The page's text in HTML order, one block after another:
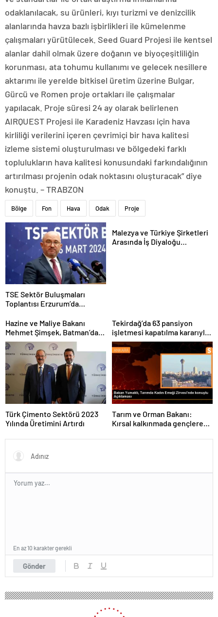
odaklanılacak, su ürünleri, kıyı turizmi ve denizcilik
alanlarında havza bazlı işbirlikleri ile kümelenme
çalışmaları yürütülecek. Seed Guard Projesi ile kentsel
alanlar dahil olmak üzere doğanın ve biyoçeşitliliğin
korunması, ata tohumu kullanımı ve gelecek nesillere
aktarımı ile yerelde bitkisel üretim üzerine Bulgar,
Gürcü ve Romen proje ortakları ile çalışmalar
yapılacak. Proje süresi 24 ay olarak belirlenen
AIRQUEST Projesi ile Karadeniz Havzası için hava
kirliliği verilerini içeren çevrimiçi bir hava kalitesi
izleme sistemi oluşturulması ve bölgedeki farklı
toplulukların hava kalitesi konusundaki farkındalığının
artırılması projenin odak noktasını oluşturacak” diye
konuştu. – TRABZON
Bölge Fon Hava Odak Proje
TSE Sektör Buluşmaları
Toplantısı Erzurum’da
Malezya ve Türkiye Şirketleri
Arasında İş Diyaloğu
Hazine ve Maliye Bakanı
Mehmet Şimşek, Batman’da
medikal malzeme üretimi
yapacak bir fabrikanın
açılışını gerçekleştirdi
Tekirdağ’da 63 pansiyon
işletmesi kapatılma kararıyla
karşı karşıya
Türk Çimento Sektörü 2023
Yılında Üretimini Artırdı
Tarım ve Orman Bakanı:
Kırsal kalkınmada gençlere
yapıyoruz
Gönder
En az 10 karakter gerekli